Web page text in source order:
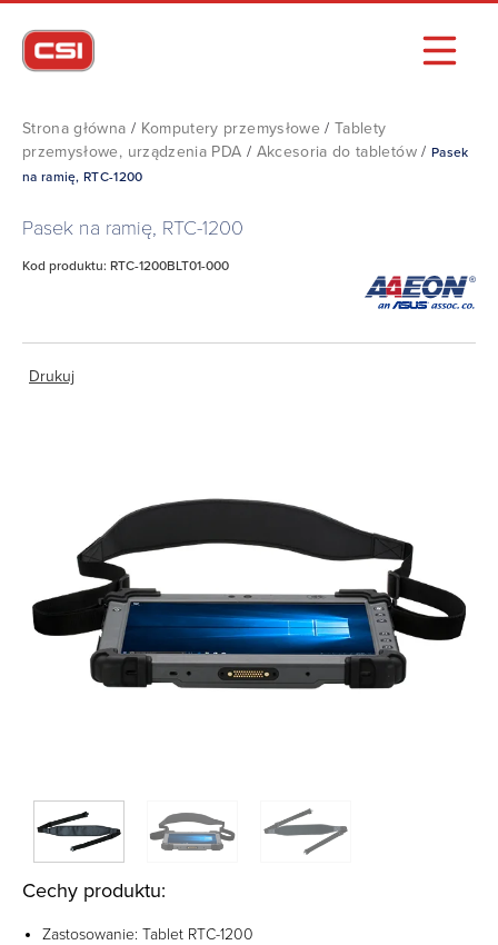
Strona główna / Komputery przemysłowe /Tablety
przemysłowe, urządzenia PDA / Akcesoria do tabletów/ Pasek
na ramię, RTC-1200
Pasek na ramię, RTC-1200
Kod produktu: RTC-1200BLT01-000
Drukuj
Cechy produktu:
Zastosowanie: Tablet RTC-1200